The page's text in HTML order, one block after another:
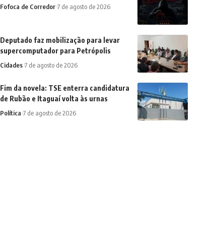
Fofoca de Corredor 7 de agosto de 2026
Deputado faz mobilização para levar
supercomputador para Petrópolis
Cidades 7 de agosto de 2026
Fim da novela: TSE enterra candidatura
de Rubão e Itaguaí volta às urnas
Política 7 de agosto de 2026